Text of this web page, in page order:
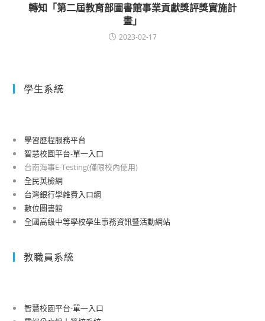
轉知「第二屆教育部圖書館事業貢獻獎評獎實施計
畫」
2023-02-17
學生系統
學習歷程服務平台
智慧校園平台-單一入口
台南海事E-Testing(僅限校內使用)
全民英檢網
台灣銀行學雜費入口網
數位圖書館
全國高級中等學校學生事務資訊暨活動網站
教職員系統
智慧校園平台-單一入口